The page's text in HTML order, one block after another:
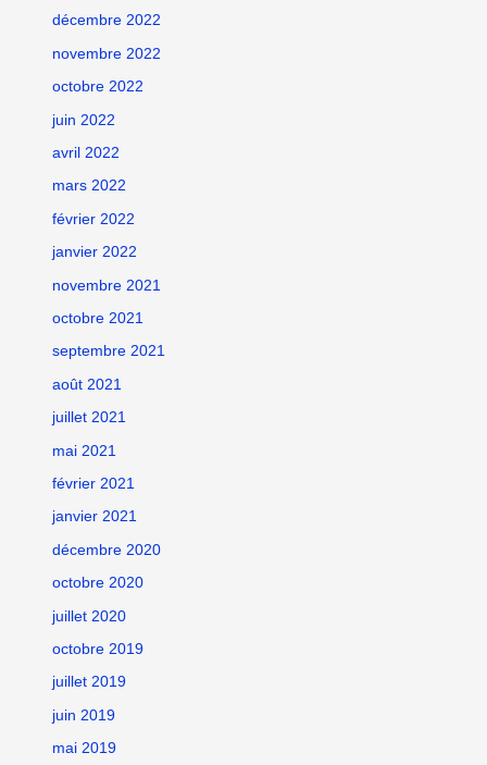
décembre 2022
novembre 2022
octobre 2022
juin 2022
avril 2022
mars 2022
février 2022
janvier 2022
novembre 2021
octobre 2021
septembre 2021
août 2021
juillet 2021
mai 2021
février 2021
janvier 2021
décembre 2020
octobre 2020
juillet 2020
octobre 2019
juillet 2019
juin 2019
mai 2019